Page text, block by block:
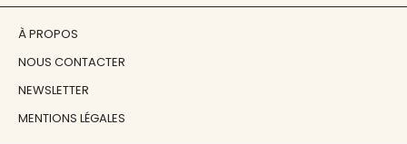
À PROPOS
NOUS CONTACTER
NEWSLETTER
MENTIONS LÉGALES